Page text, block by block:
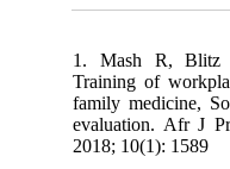
1. Mash R,
Training of
family medicine,
evaluation. Afr J
2018; 10(1): 1589